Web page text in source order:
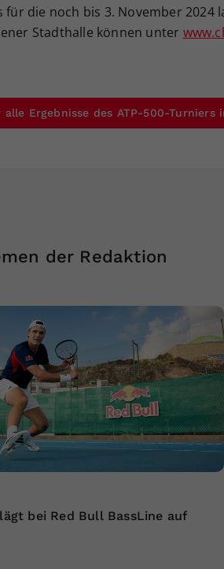
für die noch bis 3. November 2024
Stadthalle können unter
alle Ergebnisse des ATP-500-Turniers
der Redaktion
bei Red Bull BassLine auf